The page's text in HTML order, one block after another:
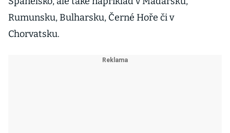
Rumunsku, Bulharsku, Černé Hoře či v
Chorvatsku.